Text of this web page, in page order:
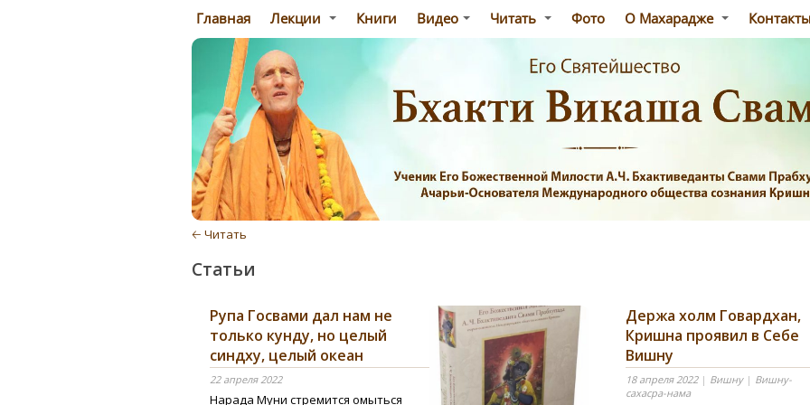
Главная Лекции Книги Видео Читать Фото О Махарадже
🡠 Читать
Статьи
Рупа Госвами дал нам не
только кунду, но целый
синдху, целый океан
22 апреля 2022
Нарада Муни стремится омыться
Держа холм Говардхан,
Кришна проявил в Себе
Вишну
18 апреля 2022 | Вишну | Вишну-
сахасра-нама